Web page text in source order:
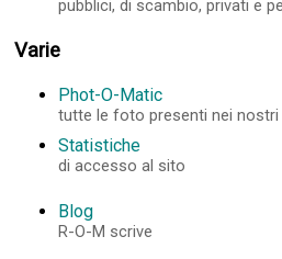
pubblici, di scambio, privati e
Varie
Phot-O-Matic
tutte le foto presenti nei nostri
Statistiche
di accesso al sito
Blog
R-O-M scrive